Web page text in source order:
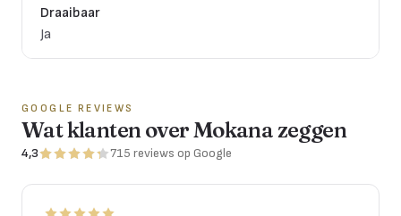
Draaibaar
Ja
GOOGLE REVIEWS
Wat klanten over Mokana zeggen
4,3 715 reviews op Google